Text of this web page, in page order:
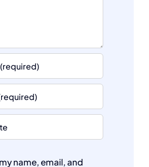
name, email, and